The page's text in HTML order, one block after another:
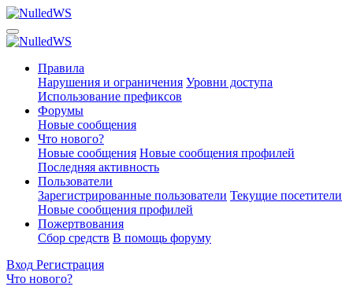
Правила
Нарушения и ограничения Уровни доступа
Использование префиксов
Форумы
Новые сообщения
Что нового?
Новые сообщения Новые сообщения профилей
Последняя активность
Пользователи
Зарегистрированные пользователи Текущие посетители
Новые сообщения профилей
Пожертвования
Сбор средств В помощь форуму
Вход Регистрация
Что нового?